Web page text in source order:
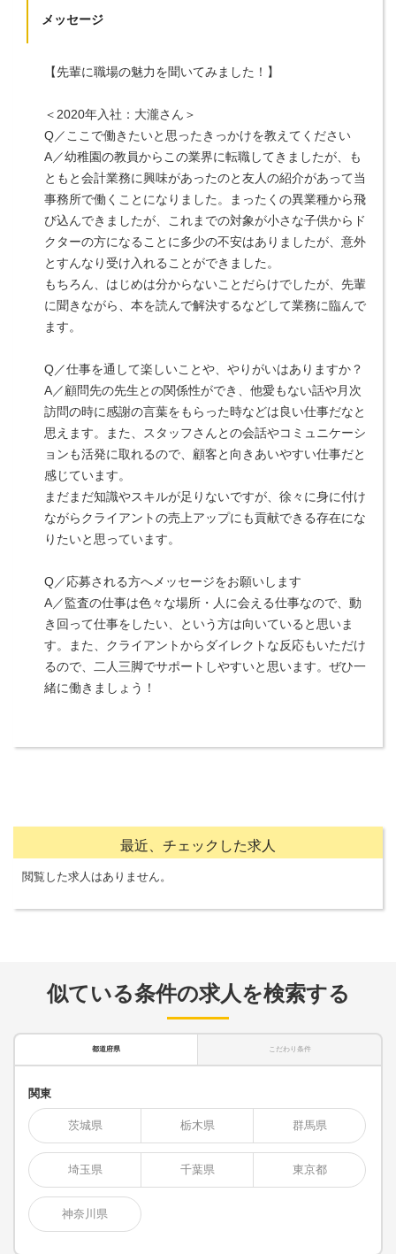
メッセージ
【先輩に職場の魅力を聞いてみました！】
＜2020年入社：大瀧さん＞
Q／ここで働きたいと思ったきっかけを教えてください
A／幼稚園の教員からこの業界に転職してきましたが、も
ともと会計業務に興味があったのと友人の紹介があって当
事務所で働くことになりました。まったくの異業種から飛
び込んできましたが、これまでの対象が小さな子供からド
クターの方になることに多少の不安はありましたが、意外
とすんなり受け入れることができました。
もちろん、はじめは分からないことだらけでしたが、先輩
に聞きながら、本を読んで解決するなどして業務に臨んで
ます。
Q／仕事を通して楽しいことや、やりがいはありますか？
A／顧問先の先生との関係性ができ、他愛もない話や月次
訪問の時に感謝の言葉をもらった時などは良い仕事だなと
思えます。また、スタッフさんとの会話やコミュニケーシ
ョンも活発に取れるので、顧客と向きあいやすい仕事だと
感じています。
まだまだ知識やスキルが足りないですが、徐々に身に付け
ながらクライアントの売上アップにも貢献できる存在にな
りたいと思っています。
Q／応募される方へメッセージをお願いします
A／監査の仕事は色々な場所・人に会える仕事なので、動
き回って仕事をしたい、という方は向いていると思いま
す。また、クライアントからダイレクトな反応もいただけ
るので、二人三脚でサポートしやすいと思います。ぜひ一
緒に働きましょう！
最近、チェックした求人
閲覧した求人はありません。
似ている条件の求人を検索する
都道府県 こだわり条件
関東
茨城県 栃木県 群馬県
埼玉県 千葉県 東京都
神奈川県